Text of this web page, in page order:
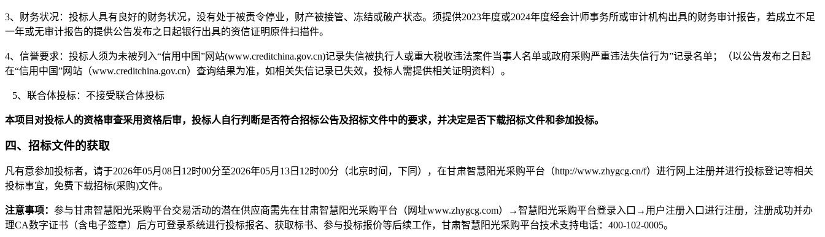
3、财务状况：投标人具有良好的财务状况，没有处于被责令停业，财产被接管、冻结或破产状态。须提供2023年度或2024年度经会计师事务所或审计机构出具的财务审计报告，若成立不足
一年或无审计报告的提供公告发布之日起银行出具的资信证明原件扫描件。
4、信誉要求：投标人须为未被列入“信用中国”网站(www.creditchina.gov.cn)记录失信被执行人或重大税收违法案件当事人名单或政府采购严重违法失信行为”记录名单；（以公告发布之日起
在“信用中国”网站（www.creditchina.gov.cn）查询结果为准，如相关失信记录已失效，投标人需提供相关证明资料）。
5、联合体投标：不接受联合体投标
本项目对投标人的资格审查采用资格后审，投标人自行判断是否符合招标公告及招标文件中的要求，并决定是否下载招标文件和参加投标。
四、招标文件的获取
凡有意参加投标者，请于2026年05月08日12时00分至2026年05月13日12时00分（北京时间，下同），在甘肃智慧阳光采购平台（http://www.zhygcg.cn/f）进行网上注册并进行投标登记等相关
投标事宜，免费下载招标(采购)文件。
注意事项： 参与甘肃智慧阳光采购平台交易活动的潜在供应商需先在甘肃智慧阳光采购平台（网址www.zhygcg.com）→智慧阳光采购平台登录入口→用户注册入口进行注册，注册成功并办
理CA数字证书（含电子签章）后方可登录系统进行投标报名、获取标书、参与投标报价等后续工作，甘肃智慧阳光采购平台技术支持电话：400-102-0005。